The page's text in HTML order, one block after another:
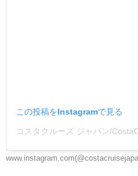
この投稿をInstagramで見る